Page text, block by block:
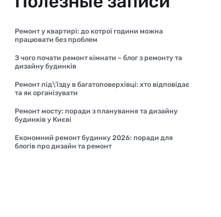
Ремонт у квартирі: до котрої години можна
працювати без проблем
З чого почати ремонт кімнати – блог з ремонту та
дизайну будинків
Ремонт під\’їзду в багатоповерхівці: хто відповідає
та як організувати
Ремонт мосту: поради з планування та дизайну
будинків у Києві
Економний ремонт будинку 2026: поради для
блогів про дизайн та ремонт